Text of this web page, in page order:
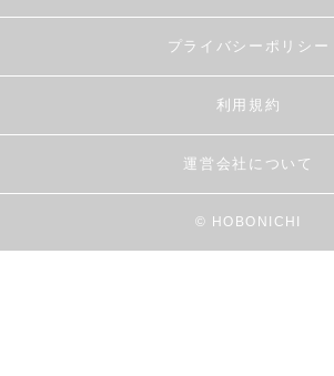
プライバシーポリシー
利用規約
運営会社について
© HOBONICHI